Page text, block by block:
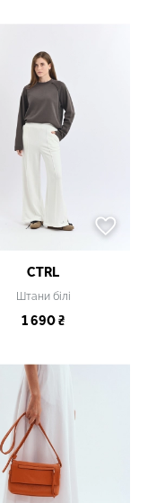
CTRL
Штани білі
1 690 ₴